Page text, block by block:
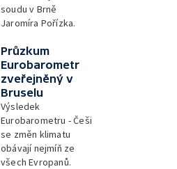
soudu v Brně
Jaromíra Pořízka.
Průzkum
Eurobarometr
zveřejněný v
Bruselu
Výsledek
Eurobarometru - Češi
se změn klimatu
obávají nejmíň ze
všech Evropanů.